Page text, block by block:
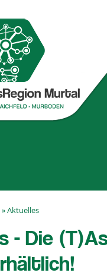
Aktuelles
- Die